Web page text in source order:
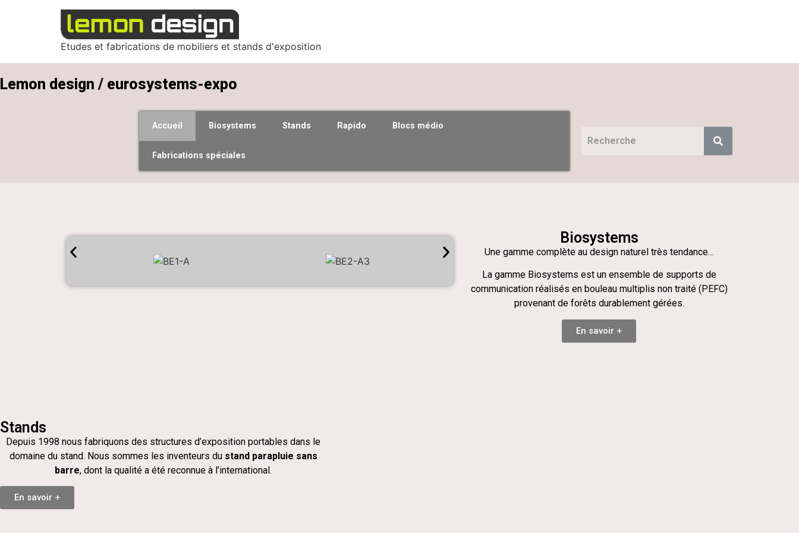
Etudes et fabrications de mobiliers et stands d'exposition
Lemon design / eurosystems-expo
Accueil Biosystems Stands Rapido Blocs médio
Fabrications spéciales
Biosystems
Une gamme complète au design naturel très tendance…
La gamme Biosystems est un ensemble de supports de
communication réalisés en bouleau multiplis non traité (PEFC)
provenant de forêts durablement gérées.
En savoir +
Stands
Depuis 1998 nous fabriquons des structures d’exposition portables dans le
domaine du stand. Nous sommes les inventeurs du stand parapluie sans
barre, dont la qualité a été reconnue à l’international.
En savoir +